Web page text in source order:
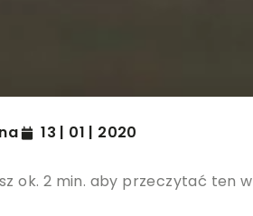
13 | 01 | 2020
ok. 2 min. aby przeczytać ten